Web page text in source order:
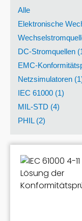
Alle
Elektronische
DC-Stromquellen
EMC-
Netzsimulatoren
IEC 61000 (1)
MIL-STD (4)
PHIL (2)